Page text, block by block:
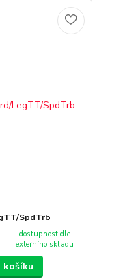
SpdTrb
dostupnost dle
externího skladu
košíku